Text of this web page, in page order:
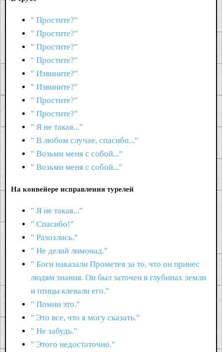
" Простите?"
" Простите?"
" Простите?"
" Простите?"
" Извините?"
" Извините?"
" Простите?"
" Простите?"
" Я не такая..."
" В любом случае, спасибо..."
" Возьми меня с собой..."
" Возьми меня с собой..."
На конвейере исправления турелей
" Я не такая..."
" Спасибо!"
" Разозлись."
" Не делай лимонад."
" Боги наказали Прометея за то, что он принес
людям знания. Он был заточен в глубинах земли
и птицы клевали его."
" Помни это."
" Это все, что я могу сказать."
" Не забудь."
" Этого недостаточно."